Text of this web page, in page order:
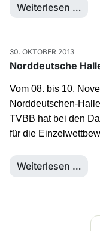
Weiterlesen …
30. OKTOBER 2013
Norddeutsche
Vom 08. bis 10.
Norddeutschen-
TVBB hat bei den
für die
Weiterlesen …